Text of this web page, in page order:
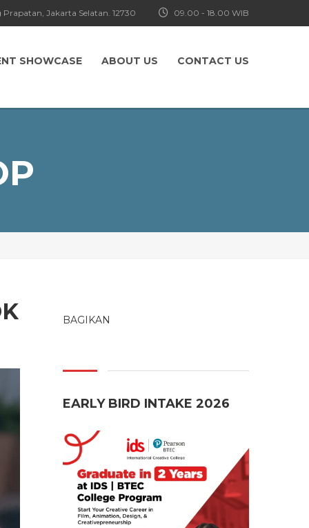
09.00 - 18.00 WIB
Jakarta Selatan. 12730
SHOWCASE ABOUT US CONTACT US
BAGIKAN
EARLY BIRD INTAKE 2026